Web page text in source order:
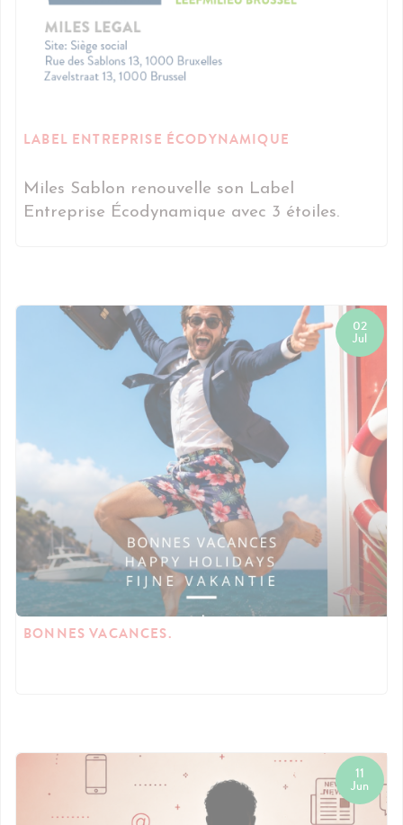
LABEL ENTREPRISE ÉCODYNAMIQUE
Miles Sablon renouvelle son Label
Entreprise Écodynamique avec 3 étoiles.
02
Jul
BONNES VACANCES.
11
Jun